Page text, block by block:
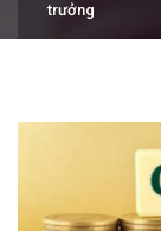
trưởng